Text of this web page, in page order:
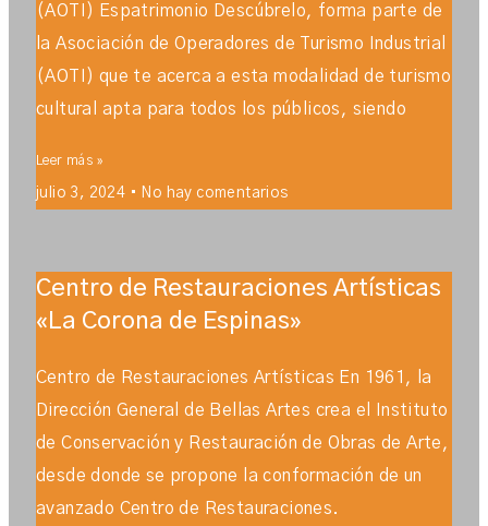
(AOTI) Espatrimonio Descúbrelo, forma parte de
la Asociación de Operadores de Turismo Industrial
(AOTI) que te acerca a esta modalidad de turismo
cultural apta para todos los públicos, siendo
Leer más »
julio 3, 2024 No hay comentarios
Centro de Restauraciones Artísticas
«La Corona de Espinas»
Centro de Restauraciones Artísticas En 1961, la
Dirección General de Bellas Artes crea el Instituto
de Conservación y Restauración de Obras de Arte,
desde donde se propone la conformación de un
avanzado Centro de Restauraciones.